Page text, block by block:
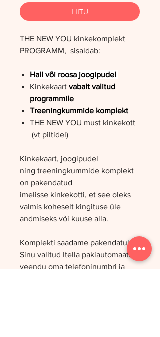
LIITU
THE NEW YOU kinkekomplekt
PROGRAMM, sisaldab:
Hall või roosa joogipudel
Kinkekaart vabalt valitud
programmile
Treeningkummide komplekt
THE NEW YOU must kinkekott
(vt piltidel)
Kinkekaart, joogipudel
ning treeningkummide komplekt
on pakendatud
imelisse kinkekotti, et see oleks
valmis koheselt kingituse üle
andmiseks või kuuse alla.
Komplekti saadame pakendatult
Sinu valitud Itella pakiautomaati -
veendu oma telefoninumbri ja